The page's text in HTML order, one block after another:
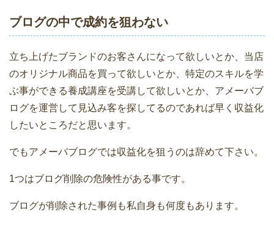
ブログの中で成約を狙わない
立ち上げたブランドのお客さんになって欲しいとか、当店
のオリジナル商品を買って欲しいとか、特定のスキルを学
ぶ事ができる養成講座を受講して欲しいとか、アメーバブ
ログを運営して見込み客を探してるのであれば早く収益化
したいところだと思います。
でもアメーバブログでは収益化を狙うのは辞めて下さい。
1つはブログ削除の危険性がある事です。
ブログが削除された事例も私自身も何度もあります。